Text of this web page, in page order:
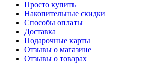
Просто купить
Накопительные скидки
Способы оплаты
Доставка
Подарочные карты
Отзывы о магазине
Отзывы о товарах